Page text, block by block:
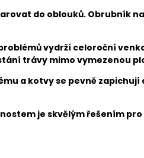
do oblouků. Obrubník
vydrží celoroční
trávy mimo vymezenou
a kotvy se pevně zapichují
je skvělým řešením